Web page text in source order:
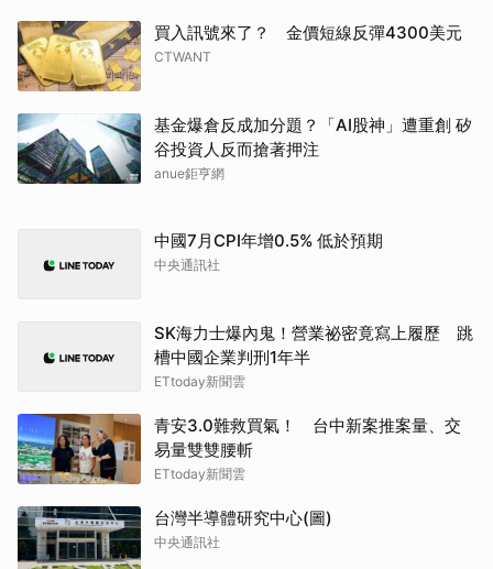
買入訊號來了？ 金價短線反彈4300美元
CTWANT
基金爆倉反成加分題？「AI股神」遭重創 矽
谷投資人反而搶著押注
anue鉅亨網
中國7月CPI年增0.5% 低於預期
中央通訊社
SK海力士爆內鬼！營業祕密竟寫上履歷 跳
槽中國企業判刑1年半
ETtoday新聞雲
青安3.0難救買氣！ 台中新案推案量、交
易量雙雙腰斬
ETtoday新聞雲
台灣半導體研究中心(圖)
中央通訊社